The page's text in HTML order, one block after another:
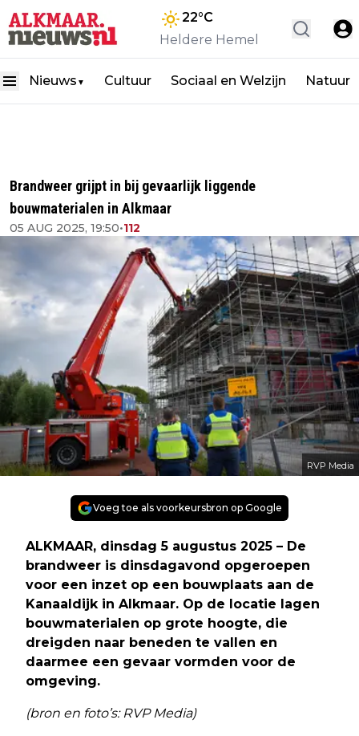
22°C
Heldere Hemel
Nieuws ▼ Cultuur Sociaal en Welzijn Natuur
Brandweer grijpt in bij gevaarlijk liggende
bouwmaterialen in Alkmaar
05 AUG 2025, 19:50•112
RVP Media
Voeg toe als voorkeursbron op Google
ALKMAAR, dinsdag 5 augustus 2025 – De
brandweer is dinsdagavond opgeroepen
voor een inzet op een bouwplaats aan de
Kanaaldijk in Alkmaar. Op de locatie lagen
bouwmaterialen op grote hoogte, die
dreigden naar beneden te vallen en
daarmee een gevaar vormden voor de
omgeving.
(bron en foto’s: RVP Media)